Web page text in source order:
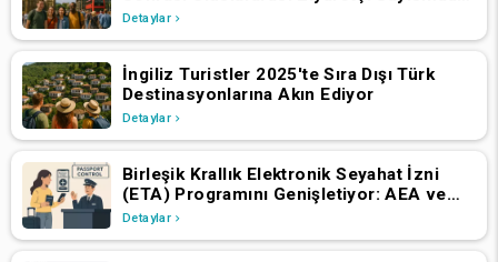
Artış Yaşadı
Detaylar
İngiliz Turistler 2025'te Sıra Dışı Türk
Destinasyonlarına Akın Ediyor
Detaylar
Birleşik Krallık Elektronik Seyahat İzni
(ETA) Programını Genişletiyor: AEA ve
İsviçre Vatandaşlarının 2 Nisan 2025'ten
Detaylar